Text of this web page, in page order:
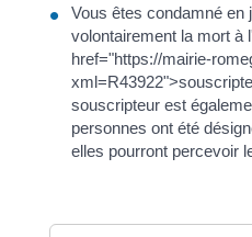
Vous êtes condamné en
volontairement la mort à
href="https://mairie-
souscripteur est
personnes ont été
elles pourront percevoir